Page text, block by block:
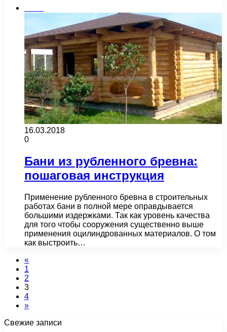
16.03.2018
0
Бани из рубленного бревна:
пошаговая инструкция
Применение рубленного бревна в строительных
работах бани в полной мере оправдывается
большими издержками. Так как уровень качества
для того чтобы сооружения существенно выше
применения оцилиндрованных материалов. О том
как выстроить…
«
1
2
3
4
»
Свежие записи